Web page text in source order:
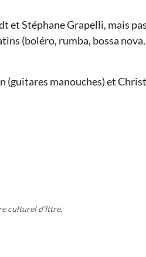
et Stéphane Grapelli, mais
(boléro, rumba, bossa
manouches) et
culturel d'Ittre.